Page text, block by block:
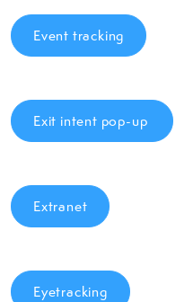
Event tracking
Exit intent pop-up
Extranet
Eyetracking